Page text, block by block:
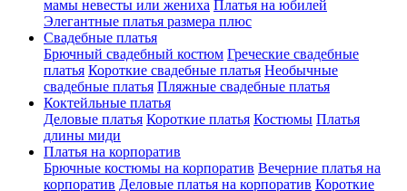
мамы невесты или жениха Платья на юбилей
Элегантные платья размера плюс
Свадебные платья
Брючный свадебный костюм Греческие свадебные
платья Короткие свадебные платья Необычные
свадебные платья Пляжные свадебные платья
Коктейльные платья
Деловые платья Короткие платья Костюмы Платья
длины миди
Платья на корпоратив
Брючные костюмы на корпоратив Вечерние платья на
корпоратив Деловые платья на корпоратив Короткие